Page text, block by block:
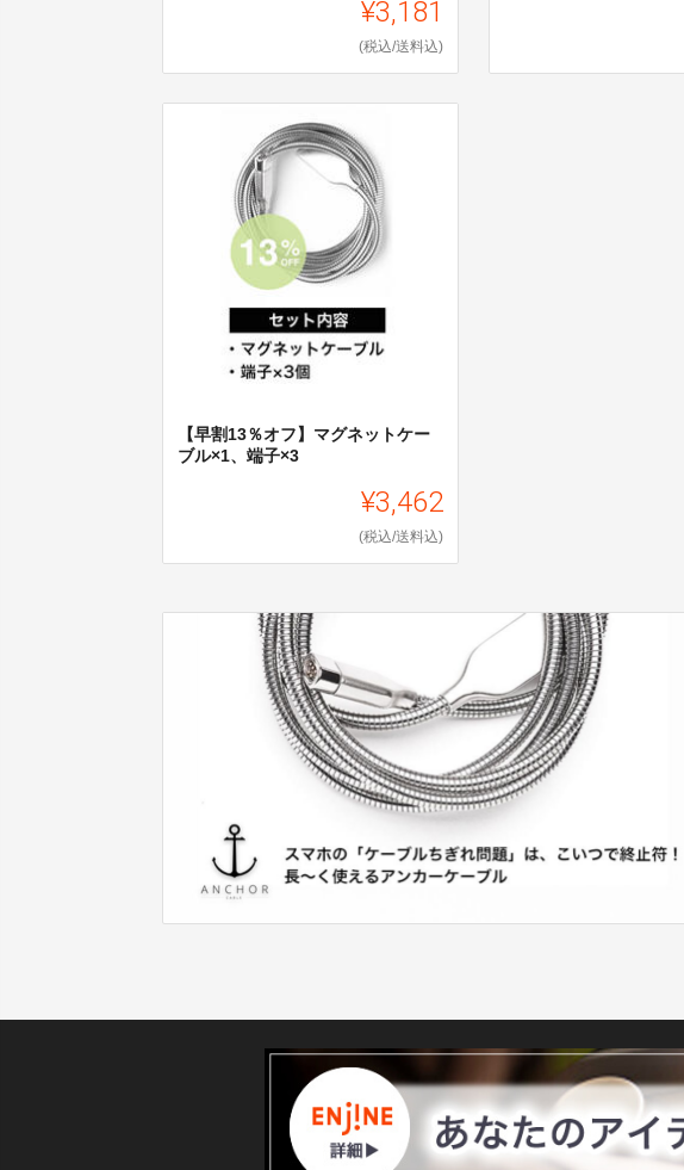
¥3,181
(税込/送料込)
【早割13％オフ】マグネットケー
ブル×1、端子×3
¥3,462
(税込/送料込)